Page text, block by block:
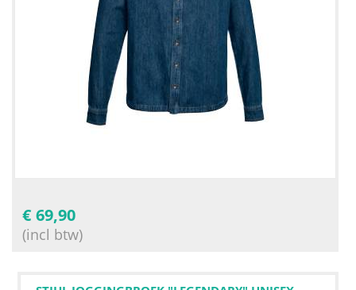
€ 69,90
(incl btw)